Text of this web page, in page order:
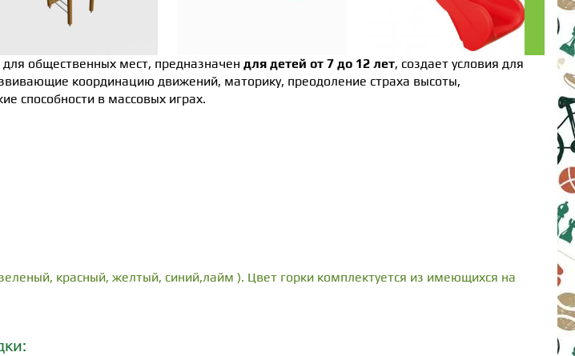
для общественных мест, предназначен для детей от 7 до 12 лет, создает условия для
координацию движений, маторику, преодоление страха высоты,
способности в массовых играх.
красный, желтый, синий,лайм ). Цвет горки комплектуется из имеющихся на